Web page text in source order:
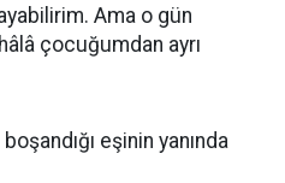
Ama o gün
çocuğumdan ayrı
boşandığı eşinin yanında